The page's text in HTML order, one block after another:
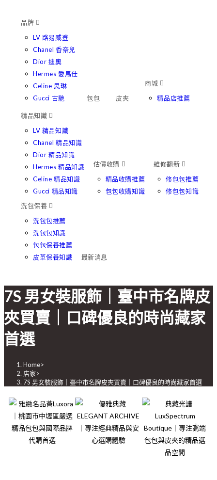
品牌
LV 路易威登
Chanel 香奈兒
Dior 迪奧
Hermes 愛馬仕
Celine 思琳
Gucci 古馳
包包 皮夾
商城
精品店推薦
精品知識
LV 精品知識
Chanel 精品知識
Dior 精品知識
Hermes 精品知識
Celine 精品知識
Gucci 精品知識
估價收購
精品收購推薦
包包收購知識
維修翻新
修包包推薦
修包包知識
洗包保養
洗包包推薦
洗包包知識
包包保養推薦
皮革保養知識
最新消息
7S 男女裝服飾｜臺中市名牌皮
夾買賣｜口碑優良的時尚藏家
首選
Home>
店家>
7S 男女裝服飾｜臺中市名牌皮夾買賣｜口碑優良的時尚藏家首選